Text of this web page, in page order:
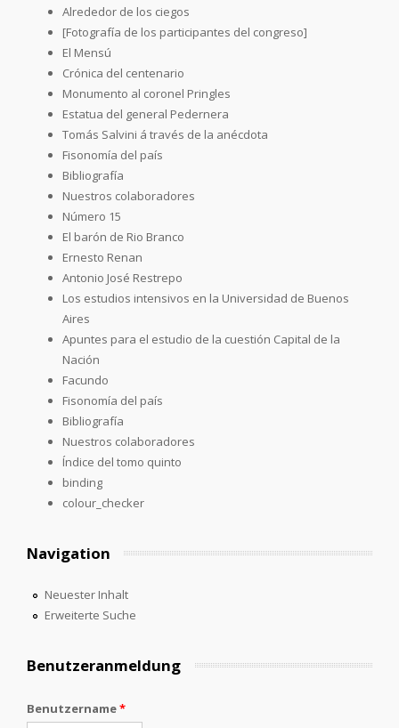
Alrededor de los ciegos
[Fotografía de los participantes del congreso]
El Mensú
Crónica del centenario
Monumento al coronel Pringles
Estatua del general Pedernera
Tomás Salvini á través de la anécdota
Fisonomía del país
Bibliografía
Nuestros colaboradores
Número 15
El barón de Rio Branco
Ernesto Renan
Antonio José Restrepo
Los estudios intensivos en la Universidad de Buenos
Aires
Apuntes para el estudio de la cuestión Capital de la
Nación
Facundo
Fisonomía del país
Bibliografía
Nuestros colaboradores
Índice del tomo quinto
binding
colour_checker
Navigation
Neuester Inhalt
Erweiterte Suche
Benutzeranmeldung
Benutzername*